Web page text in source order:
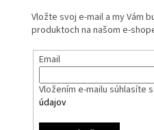
Vložte svoj e-mail a my Vám
produktoch na našom e-
Email
Vložením e-mailu súhlasíte
údajov